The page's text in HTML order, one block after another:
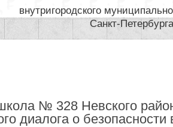
внутригородского
Санкт-Петербурга
№ 328 Невского
диалога о